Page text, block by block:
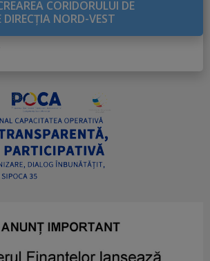
CORIDORULUI DE
NORD-VEST